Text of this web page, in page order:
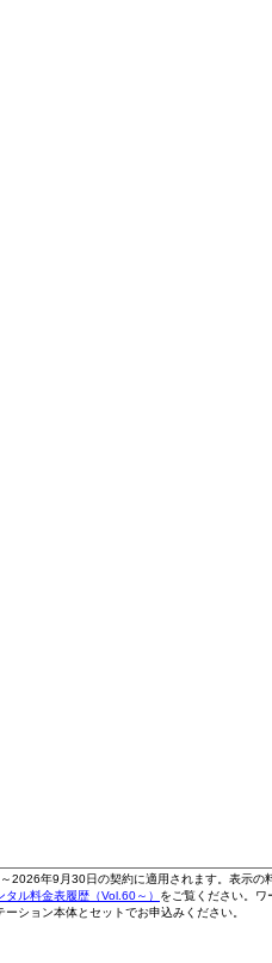
2026年9月30日の契約に適用されます。表示
タル料金表履歴（Vol.60～） をご覧ください。ワ
ション本体とセットでお申込みください。